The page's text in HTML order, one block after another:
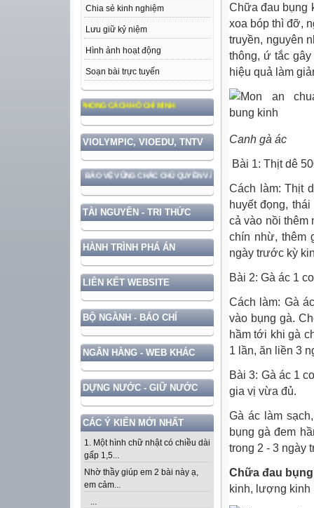
Chia sẻ kinh nghiệm
Lưu giữ kỷ niệm
Hình ảnh hoạt động
Soạn bài trực tuyến
ĐẠO ĐỨC, PHONG CÁCH HỒ CHÍ MINH
VIOLYMPIC, VIOEDU, TNTV
NƯỚC GẮN VỚI BẢO VỆ VỮNG CHẮC CHỦ QUYỀN VÀ ĐỘC LẬP DÂN TỘC!
TÀI NGUYÊN - TRI THỨC
HÀNH TRÌNH PHÁ ÁN
LIÊN KẾT WEBSITE
BỘ NGÀNH - BÁO CHÍ
NGÂN HÀNG - WEB KHÁC
DỰNG NƯỚC - GIỮ NƯỚC
CÁC Ý KIẾN MỚI NHẤT
1. Một hình chữ nhật có chiều dài
gấp 1,5...
Nhờ thầy giúp em 2 bài này ạ,
em cảm...
...
Chữa đau bụng
xoa bóp thì đỡ,
truyền, nguyên
thông, ứ tắc gây
hiệu quả làm
Canh gà ác
Bài 1: Thịt dê
Cách làm: Thịt
huyết đọng,
cả vào nồi thêm
chín nhừ, thêm
ngày trước kỳ
Bài 2: Gà ác 1
Cách làm: Gà
vào bụng gà.
hầm tới khi gà
1 lần, ăn liền 3
Bài 3: Gà ác 1
gia vị vừa đủ.
Gà ác làm
bụng gà đem
trong 2 - 3 ngày
Chữa đau
kinh, lượng kinh